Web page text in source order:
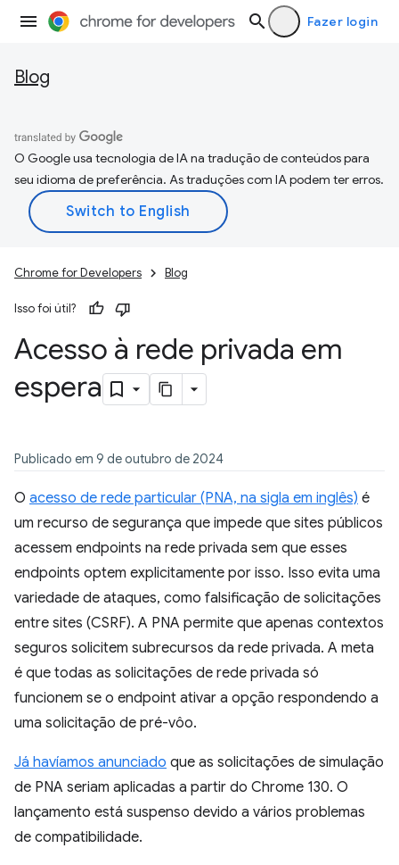
Fazer login
Blog
O Google usa tecnologia de IA na tradução de conteúdos para
seu idioma de preferência. As traduções com IA podem ter erros.
Chrome for Developers Blog
Isso foi útil?
Acesso à rede privada em
espera
Publicado em 9 de outubro de 2024
O acesso de rede particular (PNA, na sigla em inglês) é
um recurso de segurança que impede que sites públicos
acessem endpoints na rede privada sem que esses
endpoints optem explicitamente por isso. Isso evita uma
variedade de ataques, como falsificação de solicitações
entre sites (CSRF). A PNA permite que apenas contextos
seguros solicitem subrecursos da rede privada. A meta
é que todas as solicitações de rede privada só
funcionem se o endpoint ativar a opção respondendo a
uma solicitação de pré-vôo.
Já havíamos anunciado que as solicitações de simulação
de PNA seriam aplicadas a partir do Chrome 130. O
lançamento está suspenso devido a vários problemas
de compatibilidade.